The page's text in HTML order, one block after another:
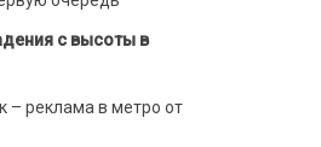
с высоты в
– реклама в метро от